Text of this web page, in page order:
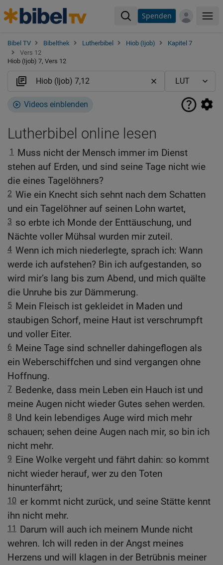
Spenden
Bibel TV Bibelthek Lutherbibel Hiob (Ijob)
Kapitel 7
Vers 12
Hiob (Ijob) 7, Vers 12
Videos einblenden
Lutherbibel online lesen
1 Muss nicht der Mensch immer im Dienst
stehen auf Erden, und sind seine Tage nicht wie
die eines Tagelöhners?
2 Wie ein Knecht sich sehnt nach dem Schatten
und ein Tagelöhner auf seinen Lohn wartet,
3 so erbte ich Monde der Enttäuschung, und
Nächte voller Mühsal wurden mir zuteil.
4 Wenn ich mich niederlegte, sprach ich: Wann
werde ich aufstehen? Bin ich aufgestanden, so
wird mir’s lang bis zum Abend, und mich quälte
die Unruhe bis zur Dämmerung.
5 Mein Fleisch ist gekleidet in Maden und
staubigen Schorf, meine Haut ist verschrumpft
und voller Eiter.
6 Meine Tage sind schneller dahingeflogen als
ein Weberschiffchen und sind vergangen ohne
Hoffnung.
7 Bedenke, dass mein Leben ein Hauch ist und
meine Augen nicht wieder Gutes sehen werden.
8 Und kein lebendiges Auge wird mich mehr
schauen; sehen deine Augen nach mir, so bin ich
nicht mehr.
9 Eine Wolke vergeht und fährt dahin: so kommt
nicht wieder herauf, wer zu den Toten
hinunterfährt;
10 er kommt nicht zurück, und seine Stätte kennt
ihn nicht mehr.
11 Darum will auch ich meinem Munde nicht
wehren. Ich will reden in der Angst meines
Herzens und will klagen in der Betrübnis meiner